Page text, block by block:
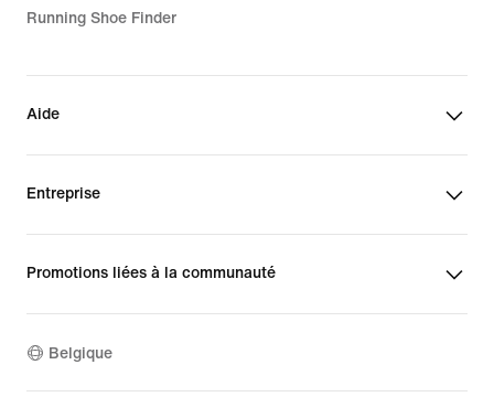
Running Shoe Finder
Aide
Entreprise
Promotions liées à la communauté
Belgique